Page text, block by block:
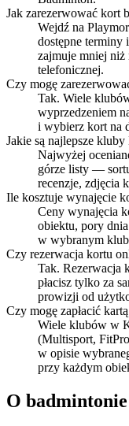
Jak zarezerwować kort
Wejdź na
dostępne terminy
zajmuje mniej niż
telefonicznej.
Czy mogę
Tak. Wiele
wyprzedzeniem
i wybierz kort na
Jakie są najlepsze
Najwyżej
górze listy —
recenzje, zdjęcia
Ile kosztuje wynajęcie
Ceny wynajęcia
obiektu, pory
w wybranym
Czy rezerwacja kortu
Tak. Rezerwacja
płacisz tylko za
prowizji od
Czy mogę zapłacić
Wiele klubów w
(Multisport,
w opisie
przy każdym
O